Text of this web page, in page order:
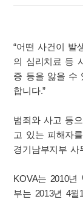
“어떤 사건이 발
의 심리치료 등
증 등을 앓을 수
합니다.”
범죄와 사고 등
고 있는 피해자
경기남부지부 사
KOVA는 2010년
부는 2013년 4윌